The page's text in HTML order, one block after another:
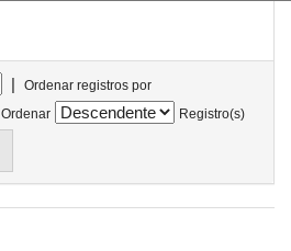
|
Ordenar registros por
Ordenar
Registro(s)